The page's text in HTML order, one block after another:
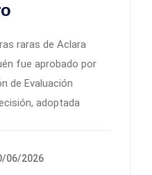
raras de Aclara
fue aprobado por
de Evaluación
adoptada
06/2026